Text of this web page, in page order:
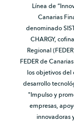
Línea de
Canarias
denominado
CHARGY,
Regional
FEDER de
los objetivos del
desarrollo
"Impulso y
empresas,
innovadoras